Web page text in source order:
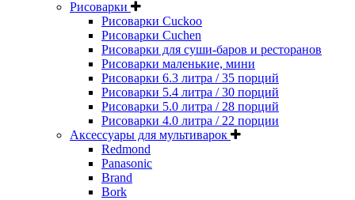
Рисоварки
Рисоварки Cuckoo
Рисоварки Cuchen
Рисоварки для суши-баров и ресторанов
Рисоварки маленькие, мини
Рисоварки 6.3 литра / 35 порций
Рисоварки 5.4 литра / 30 порций
Рисоварки 5.0 литра / 28 порций
Рисоварки 4.0 литра / 22 порции
Аксессуары для мультиварок
Redmond
Panasonic
Brand
Bork